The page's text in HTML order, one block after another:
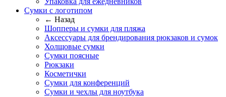
Сумки с логотипом
← Назад
Шопперы и сумки для пляжа
Аксессуары для брендирования рюкзаков и сумок
Холщовые сумки
Сумки поясные
Рюкзаки
Косметички
Сумки для конференций
Сумки и чехлы для ноутбука